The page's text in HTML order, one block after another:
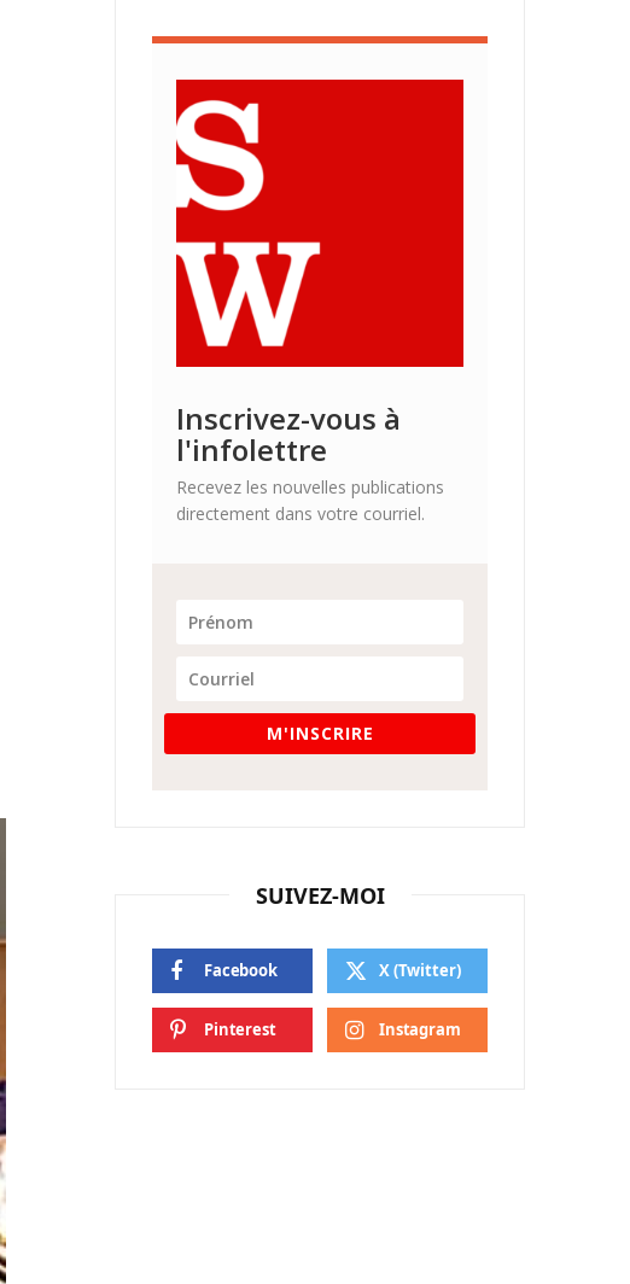
Inscrivez-vous à
l'infolettre
Recevez les nouvelles publications
directement dans votre courriel.
M'INSCRIRE
SUIVEZ-MOI
Facebook X (Twitter)
Pinterest Instagram